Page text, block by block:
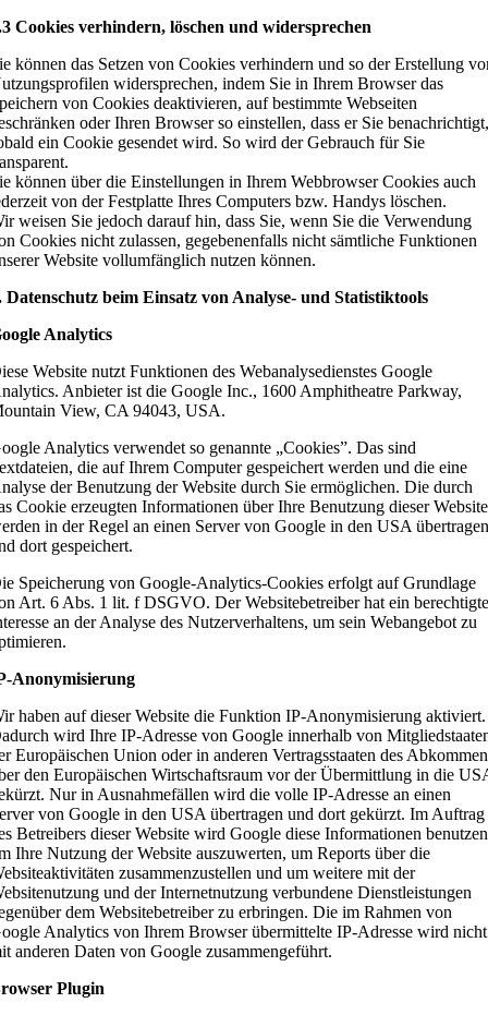
Cookies verhindern, löschen und widersprechen
können das Setzen von Cookies verhindern und so der Erstellung
widersprechen, indem Sie in Ihrem Browser das
von Cookies deaktivieren, auf bestimmte Webseiten
oder Ihren Browser so einstellen, dass er Sie
ein Cookie gesendet wird. So wird der Gebrauch für Sie
können über die Einstellungen in Ihrem Webbrowser Cookies auch
von der Festplatte Ihres Computers bzw. Handys löschen.
weisen Sie jedoch darauf hin, dass Sie, wenn Sie die Verwendung
Cookies nicht zulassen, gegebenenfalls nicht sämtliche Funktionen
Website vollumfänglich nutzen können.
Datenschutz beim Einsatz von Analyse- und Statistiktools
Analytics
Website nutzt Funktionen des Webanalysedienstes Google
Anbieter ist die Google Inc., 1600 Amphitheatre Parkway,
View, CA 94043, USA.
Analytics verwendet so genannte „Cookies”. Das sind
die auf Ihrem Computer gespeichert werden und die eine
der Benutzung der Website durch Sie ermöglichen. Die durch
Cookie erzeugten Informationen über Ihre Benutzung dieser Website
in der Regel an einen Server von Google in den USA
dort gespeichert.
Speicherung von Google-Analytics-Cookies erfolgt auf Grundlage
Art. 6 Abs. 1 lit. f DSGVO. Der Websitebetreiber hat ein
an der Analyse des Nutzerverhaltens, um sein Webangebot zu
Anonymisierung
haben auf dieser Website die Funktion IP-Anonymisierung aktiviert.
wird Ihre IP-Adresse von Google innerhalb von
Europäischen Union oder in anderen Vertragsstaaten des
den Europäischen Wirtschaftsraum vor der Übermittlung in die
Nur in Ausnahmefällen wird die volle IP-Adresse an einen
von Google in den USA übertragen und dort gekürzt. Im Auftrag
Betreibers dieser Website wird Google diese Informationen
Ihre Nutzung der Website auszuwerten, um Reports über die
zusammenzustellen und um weitere mit der
und der Internetnutzung verbundene Dienstleistungen
dem Websitebetreiber zu erbringen. Die im Rahmen von
Analytics von Ihrem Browser übermittelte IP-Adresse wird nicht
anderen Daten von Google zusammengeführt.
Plugin